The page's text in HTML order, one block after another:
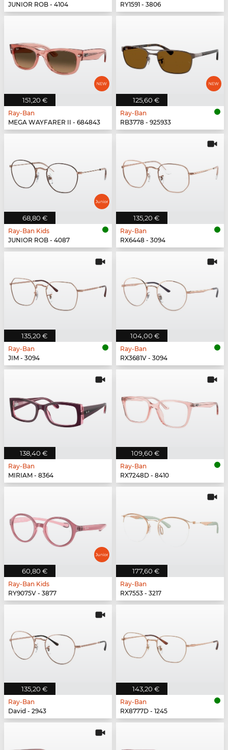
JUNIOR ROB - 4104
RY1591 - 3806
151,20 €
Ray-Ban
MEGA WAYFARER II - 684843
125,60 €
Ray-Ban
RB3778 - 925933
68,80 €
Ray-Ban Kids
JUNIOR ROB - 4087
135,20 €
Ray-Ban
RX6448 - 3094
135,20 €
Ray-Ban
JIM - 3094
104,00 €
Ray-Ban
RX3681V - 3094
138,40 €
Ray-Ban
MIRIAM - 8364
109,60 €
Ray-Ban
RX7248D - 8410
60,80 €
Ray-Ban Kids
RY9075V - 3877
177,60 €
Ray-Ban
RX7553 - 3217
135,20 €
Ray-Ban
David - 2943
143,20 €
Ray-Ban
RX8777D - 1245